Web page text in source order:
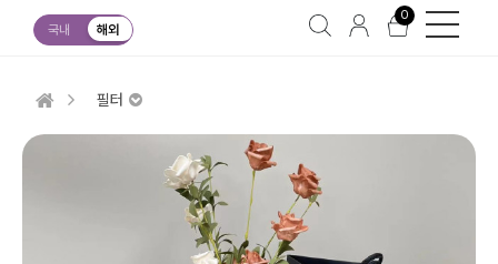
국내 해외
0
필터